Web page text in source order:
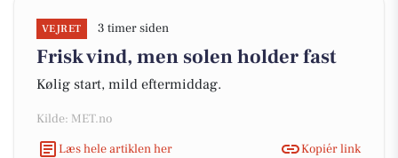
VEJRET 3 timer siden
Frisk vind, men solen holder fast
Kølig start, mild eftermiddag.
Kilde: MET.no
Læs hele artiklen her
Kopiér link